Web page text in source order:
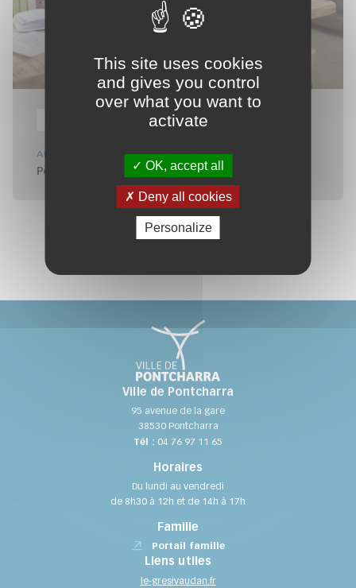
This site uses cookies
and gives you control
over what you want to
activate
OK, accept all
Deny all cookies
Personalize
Permanence conseil rénovation - Pontcharra
ANIMATIONS POUR LA POPULATION LOCALE
Du 20 avril 2026 14h00 au 31 décembre 2026 16h00
Ville de Pontcharra
95 avenue de la gare
38530 Pontcharra
Tél : 04 76 97 11 65
Horaires
Du lundi au vendredi
de 8h30 à 12h et de 14h à 17h
Famille
Portail famille
Liens utiles
le-gresivaudan.fr